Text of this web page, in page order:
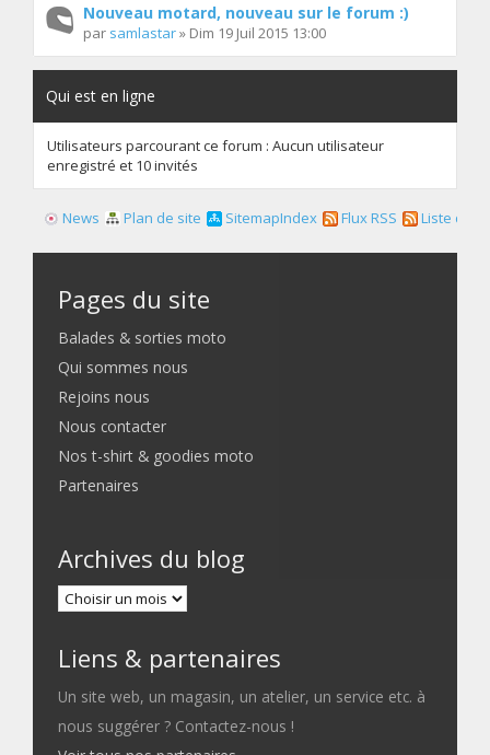
Nouveau motard, nouveau sur le forum :)
par samlastar» Dim 19 Juil 2015 13:00
Qui est en ligne
Utilisateurs parcourant ce forum : Aucun utilisateur
enregistré et 10 invités
News Plan de site SitemapIndex Flux RSS Liste des
Pages du site
Balades & sorties moto
Qui sommes nous
Rejoins nous
Nous contacter
Nos t-shirt & goodies moto
Partenaires
Archives du blog
Liens & partenaires
Un site web, un magasin, un atelier, un service etc. à
nous suggérer ? Contactez-nous !